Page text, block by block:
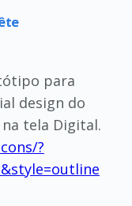
para
design do
tela Digital.
?